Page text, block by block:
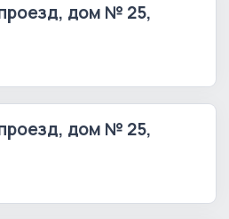
дом № 25,
дом № 25,